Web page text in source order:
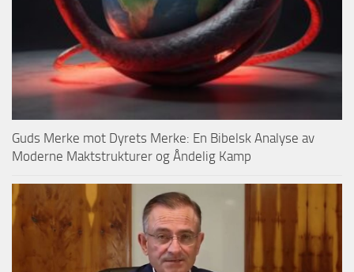
Guds Merke mot Dyrets Merke: En Bibelsk Analyse av
Moderne Maktstrukturer og Åndelig Kamp